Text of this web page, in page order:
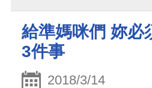
給準媽咪們 妳必
3件事
2018/3/14